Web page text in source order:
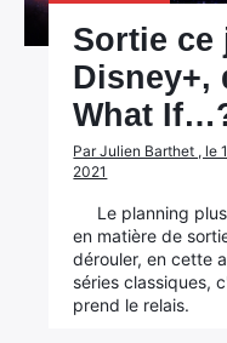
Sortie ce
Disney+,
What
Par Julien Barthet , le
2021
Le planning
en matière de
dérouler, en cette
séries classiques,
prend le relais.
Rechercher